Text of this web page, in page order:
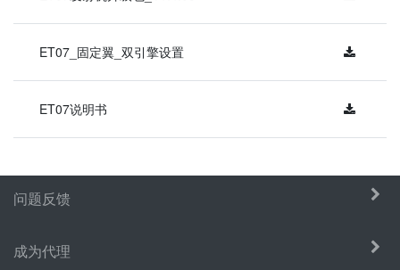
ET07_固定翼_双引擎设置
ET07说明书
问题反馈
成为代理